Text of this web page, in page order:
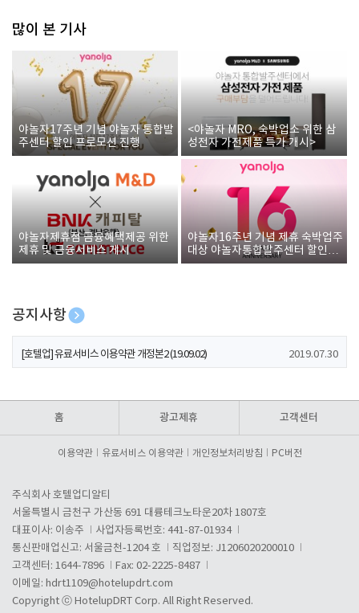
많이 본 기사
야놀자17주년 기념 야놀자 통합발
주센터 할인 프로모션 진행
<야놀자 MRO, 숙박업소 위한 삼
성전자 가전제품 특가 개시>
야놀자제휴점 금융혜택제공 위한
제휴 및 금융서비스 게시
야놀자16주년 기념 제휴 숙박업주
대상 야놀자통합발주센터 할인쿠
폰 증정
공지사항
[호텔업] 개인정보 처리방침 개정본1 (19.09.02)
[호텔업] 유료서비스 이용약관 개정본2 (19.09.02) 2019.07.30
홈 광고제휴 고객센터
이용약관 유료서비스 이용약관 개인정보처리방침 PC버전
주식회사 호텔업디알티
서울특별시 금천구 가산동 691 대륭테크노타운20차 1807호
대표이사: 이송주
사업자등록번호: 441-87-01934
통신판매업신고: 서울금천-1204 호
직업정보: J1206020200010
고객센터: 1644-7896
Fax: 02-2225-8487
이메일: hdrt1109@hotelupdrt.com
Copyright ⓒ HotelupDRT Corp. All Right Reserved.